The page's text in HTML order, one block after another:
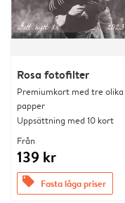
Rosa fotofilter
Premiumkort med tre olika
papper
Uppsättning med 10 kort
Från
139 kr
offers Fasta låga priser